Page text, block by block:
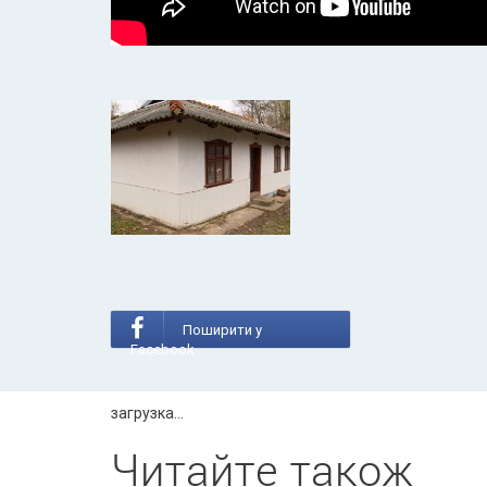
Поширити у
Facebook
загрузка...
Читайте також